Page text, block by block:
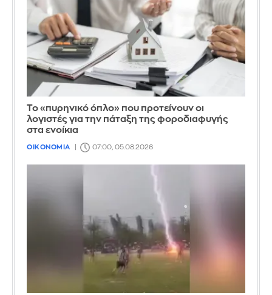
Το «πυρηνικό όπλο» που προτείνουν οι
λογιστές για την πάταξη της φοροδιαφυγής
στα ενοίκια
ΟΙΚΟΝΟΜΙΑ 07:00, 05.08.2026